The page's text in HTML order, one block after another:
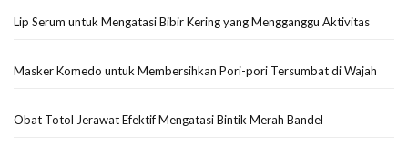
Lip Serum untuk Mengatasi Bibir Kering yang Mengganggu Aktivitas
Masker Komedo untuk Membersihkan Pori-pori Tersumbat di Wajah
Obat Totol Jerawat Efektif Mengatasi Bintik Merah Bandel